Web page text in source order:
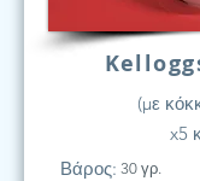
(με
x5
Βάρος: 30 γρ.